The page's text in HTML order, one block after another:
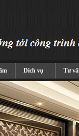
Dich vụ Tư